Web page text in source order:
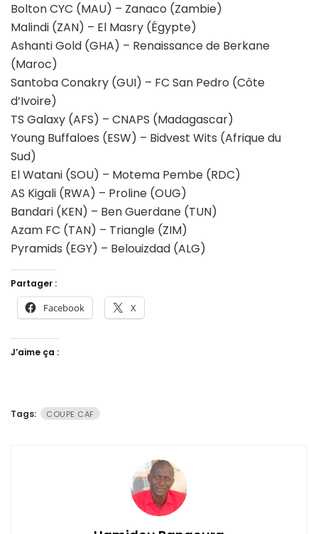
Bolton CYC (MAU) – Zanaco (Zambie)
Malindi (ZAN) – El Masry (Égypte)
Ashanti Gold (GHA) – Renaissance de Berkane
(Maroc)
Santoba Conakry (GUI) – FC San Pedro (Côte
d’Ivoire)
TS Galaxy (AFS) – CNAPS (Madagascar)
Young Buffaloes (ESW) – Bidvest Wits (Afrique du
Sud)
El Watani (SOU) – Motema Pembe (RDC)
AS Kigali (RWA) – Proline (OUG)
Bandari (KEN) – Ben Guerdane (TUN)
Azam FC (TAN) – Triangle (ZIM)
Pyramids (EGY) – Belouizdad (ALG)
Partager :
Facebook X
J’aime ça :
Tags: COUPE CAF